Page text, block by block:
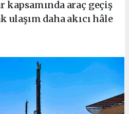
kapsamında araç geçiş
ulaşım daha akıcı hâle